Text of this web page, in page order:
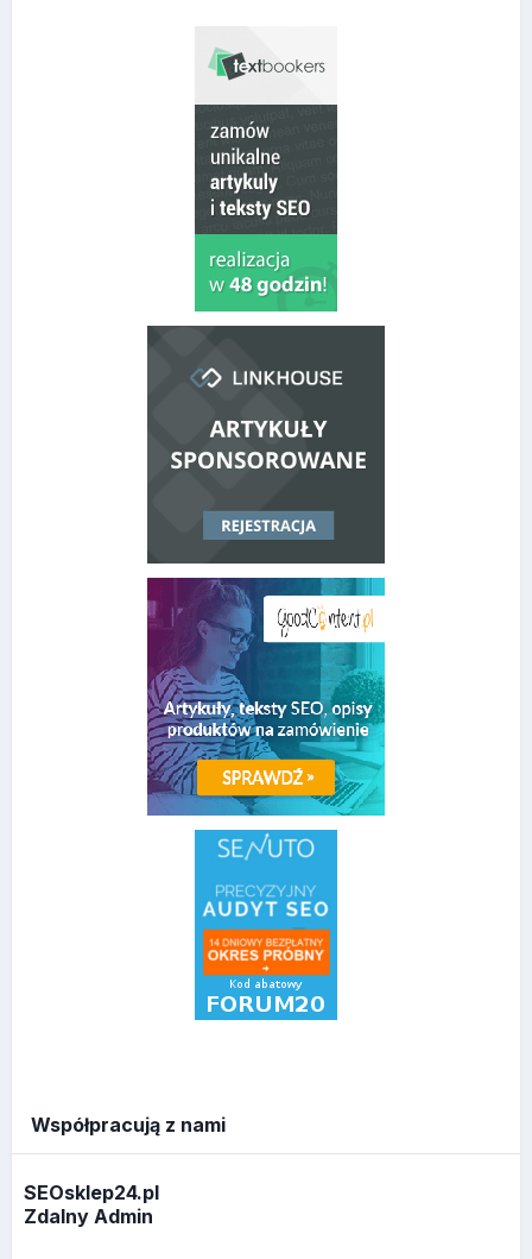
Współpracują z nami
SEOsklep24.pl
Zdalny Admin